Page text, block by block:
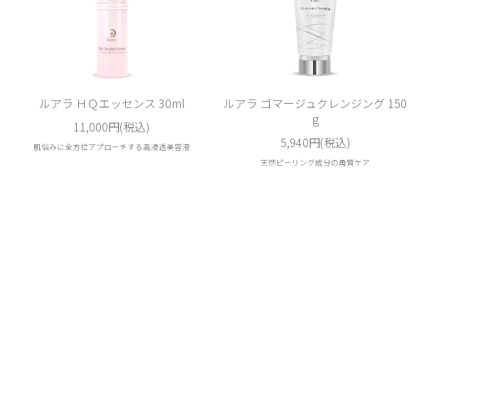
ルアラ ＨＱエッセンス 30ml
11,000円(税込)
肌悩みに全方位アプローチする高浸透美容液
ルアラ ゴマージュクレンジング 150
g
5,940円(税込)
天然ピーリング成分の角質ケア